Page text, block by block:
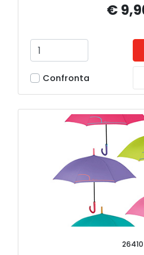
€
Confronta
26410